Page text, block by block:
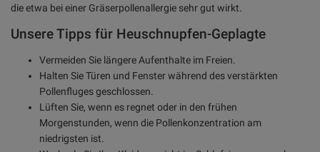
die etwa bei einer Gräserpollenallergie sehr gut wirkt.
Unsere Tipps für Heuschnupfen-Geplagte
Vermeiden Sie längere Aufenthalte im Freien.
Halten Sie Türen und Fenster während des verstärkten
Pollenfluges geschlossen.
Lüften Sie, wenn es regnet oder in den frühen
Morgenstunden, wenn die Pollenkonzentration am
niedrigsten ist.